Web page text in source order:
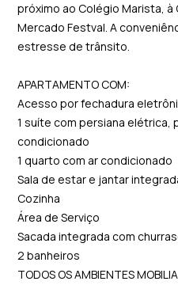
próximo ao Colégio Marista,
Mercado Festval. A
estresse de trânsito.
APARTAMENTO COM:
Acesso por fechadura
1 suíte com persiana elétrica,
condicionado
1 quarto com ar condicionado
Sala de estar e jantar
Cozinha
Área de Serviço
Sacada integrada com
2 banheiros
TODOS OS AMBIENTES